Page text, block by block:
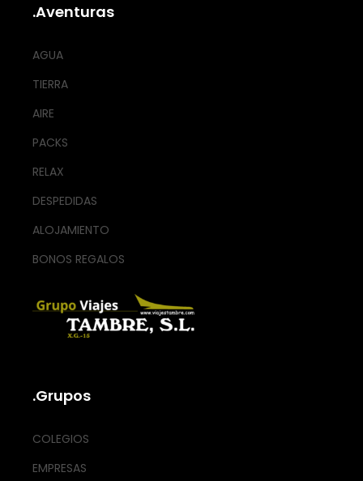
.Aventuras
AGUA
TIERRA
AIRE
PACKS
RELAX
DESPEDIDAS
ALOJAMIENTO
BONOS REGALOS
.Grupos
COLEGIOS
EMPRESAS